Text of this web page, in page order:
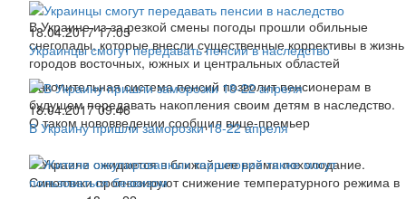
В Украине из-за резкой смены погоды прошли обильные
снегопады, которые внесли существенные коррективы в жизнь
городов восточных, южных и центральных областей
18.04.2017 17:05
Украинцы смогут передавать пенсии в наследство
Накопительная система пенсий позволит пенсионерам в
будущем передавать накопления своим детям в наследство.
О таком нововведении сообщил вице-премьер
18.04.2017 09:46
В Украину пришли заморозки 18-22 апреля
В Украине ожидается в ближайшее время похолодание.
Синоптики прогнозируют снижение температурного режима в